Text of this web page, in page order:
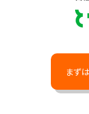
まず